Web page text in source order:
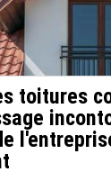
toitures